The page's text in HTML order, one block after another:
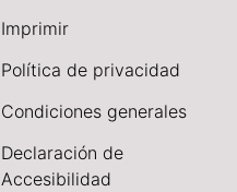
Imprimir
Política de privacidad
Condiciones generales
Declaración de
Accesibilidad